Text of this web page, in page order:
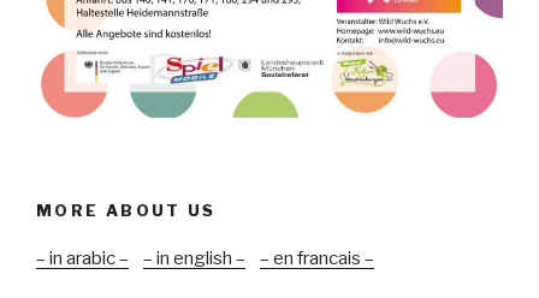
MORE ABOUT US
– in arabic – – in english – – en francais –